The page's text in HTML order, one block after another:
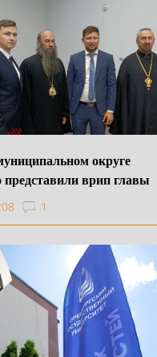
округе
врип главы
1